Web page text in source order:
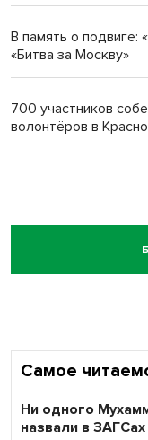
В память о подвиге:
«Битва за Москву»
700 участников
волонтёров в
Самое
Ни одного
назвали в